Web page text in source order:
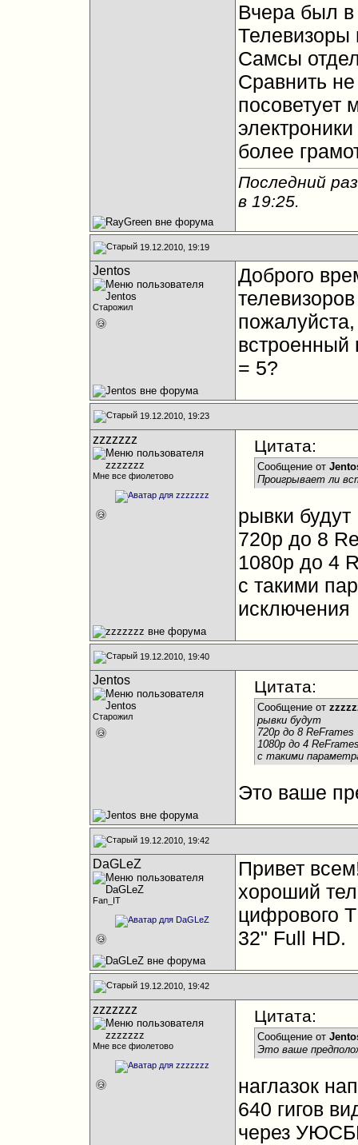
Вчера был
Телевизоры
Самсы
Сравнить
посоветует
более
Последний
в 19:25.
19.12.2010, 19:19
Jentos
Старожил
Доброго
встроенный
= 5?
19.12.2010, 19:23
zzzzzzz
Мне все фиолетово
Цитата:
Сообщение от
Проигрывает ли
рывки будут
720р до 8
1080р до 4
с такими
исключения
19.12.2010, 19:40
Jentos
Старожил
Цитата:
Сообщение от
рывки будут
720р до 8 ReFrames
1080р до 4
с такими
Это ваше
19.12.2010, 19:42
DaGLeZ
Fan_IT
Привет
хороший
цифрового
32" Full HD.
19.12.2010, 19:42
zzzzzzz
Мне все фиолетово
Цитата:
Сообщение от
Это ваше
наглазок
640 гигов
через